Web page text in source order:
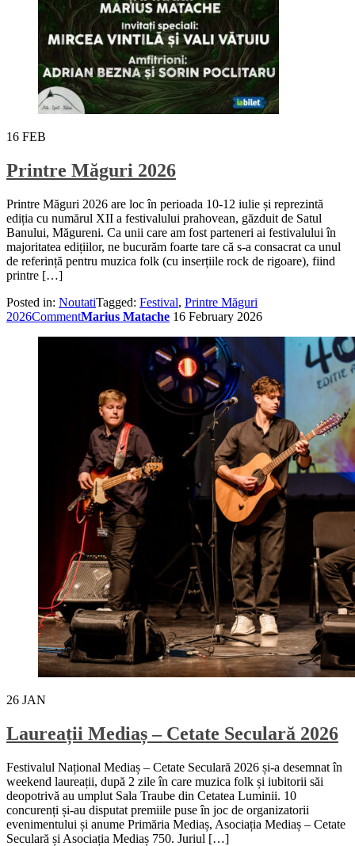
16 FEB
Printre Măguri 2026
Printre Măguri 2026 are loc în perioada 10-12 iulie și reprezintă
ediția cu numărul XII a festivalului prahovean, găzduit de Satul
Banului, Măgureni. Ca unii care am fost parteneri ai festivalului în
majoritatea edițiilor, ne bucurăm foarte tare că s-a consacrat ca unul
de referință pentru muzica folk (cu inserțiile rock de rigoare), fiind
printre […]
Posted in: NoutatiTagged: Festival, Printre Măguri
2026CommentMarius Matache 16 February 2026
26 JAN
Laureații Mediaș – Cetate Seculară 2026
Festivalul Național Mediaș – Cetate Seculară 2026 și-a desemnat în
weekend laureații, după 2 zile în care muzica folk și iubitorii săi
deopotrivă au umplut Sala Traube din Cetatea Luminii. 10
concurenți și-au disputat premiile puse în joc de organizatorii
evenimentului și anume Primăria Mediaș, Asociația Mediaș – Cetate
Seculară și Asociația Mediaș 750. Juriul […]